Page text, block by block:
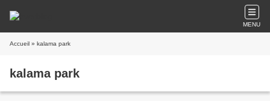
MENU
Accueil » kalama park
kalama park